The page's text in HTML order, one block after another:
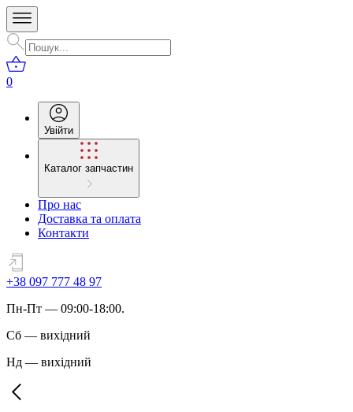
0
Увійти
Каталог запчастин
Про нас
Доставка та оплата
Контакти
+38 097 777 48 97
Пн-Пт — 09:00-18:00.
Сб — вихідний
Нд — вихідний